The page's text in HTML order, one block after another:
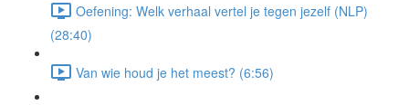
Oefening: Welk verhaal vertel je tegen jezelf (NLP)
(28:40)
Van wie houd je het meest? (6:56)